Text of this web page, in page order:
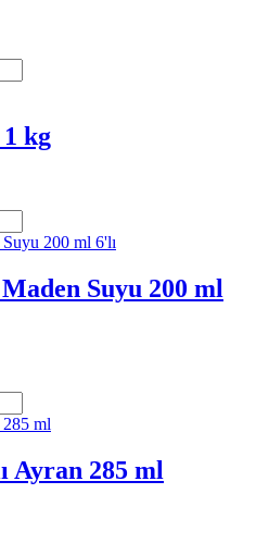
kg
Suyu 200 ml
Ayran 285 ml